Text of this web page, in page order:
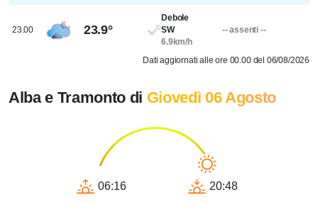
23.00 23.9°
Debole
SW
6.9km/h
-- assenti --
Dati aggiornati alle ore 00.00 del 06/08/2026
Alba e Tramonto di Giovedì 06 Agosto
06:16
20:48